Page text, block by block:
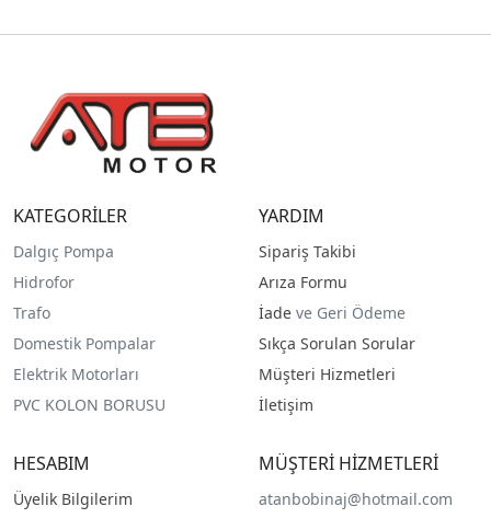
KATEGORİLER
Dalgıç Pompa
Hidrofor
Trafo
Domestik Pompalar
Elektrik Motorları
PVC KOLON BORUSU
YARDIM
Sipariş Takibi
Arıza Formu
İade ve Geri Ödeme
Sıkça Sorulan Sorular
Müşteri Hizmetleri
İletişim
HESABIM
Üyelik Bilgilerim
MÜŞTERİ HİZMETLERİ
atanbobinaj@hotmail.com